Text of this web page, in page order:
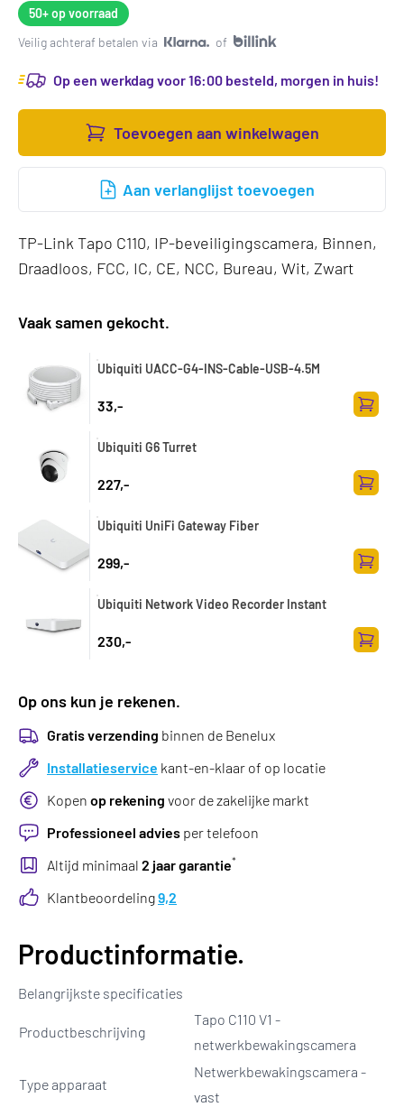
50+op voorraad
Veilig achteraf betalen via
of
Op een werkdag voor 16:00 besteld, morgen in huis!
Toevoegen aan winkelwagen
Aan verlanglijst toevoegen
TP-Link Tapo C110, IP-beveiligingscamera, Binnen,
Draadloos, FCC, IC, CE, NCC, Bureau, Wit, Zwart
Vaak samen gekocht.
Ubiquiti UACC-G4-INS-Cable-USB-4.5M
33,-
Ubiquiti G6 Turret
227,-
Ubiquiti UniFi Gateway Fiber
299,-
Ubiquiti Network Video Recorder Instant
230,-
Op ons kun je rekenen.
Gratis verzending binnen de Benelux
Installatieservice kant-en-klaar of op locatie
Kopen op rekening voor de zakelijke markt
Professioneel advies per telefoon
Altijd minimaal 2 jaar garantie*
Klantbeoordeling9,2
Productinformatie.
Belangrijkste specificaties
Productbeschrijving
Tapo C110 V1 -
netwerkbewakingscamera
Type apparaat
Netwerkbewakingscamera -
vast